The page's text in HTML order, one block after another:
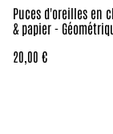
Puces d'oreilles en
& papier -
20,00 €